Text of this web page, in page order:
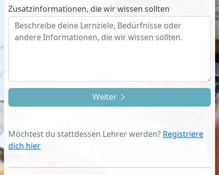
Zusatzinformationen, die wir wissen sollten
Weiter
Möchtest du stattdessen Lehrer werden? Registriere
dich hier